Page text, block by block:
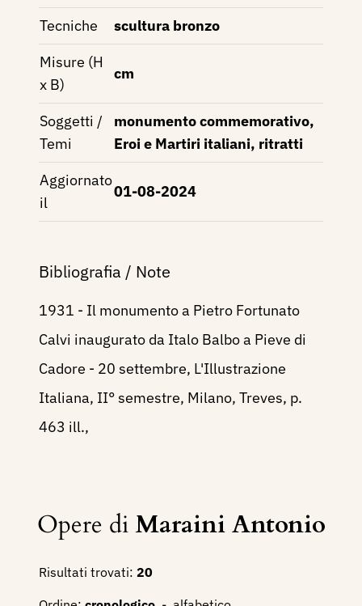
Tecniche
scultura bronzo
Misure (H
x B)
cm
Soggetti /
Temi
monumento commemorativo,
Eroi e Martiri italiani, ritratti
Aggiornato
il
01-08-2024
Bibliografia / Note
1931 - Il monumento a Pietro Fortunato
Calvi inaugurato da Italo Balbo a Pieve di
Cadore - 20 settembre, L'Illustrazione
Italiana, II° semestre, Milano, Treves, p.
463 ill.,
Opere diMaraini Antonio
Risultati trovati: 20